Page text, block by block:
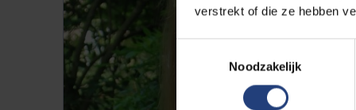
verstrekt of die ze hebben
Noodzakelijk